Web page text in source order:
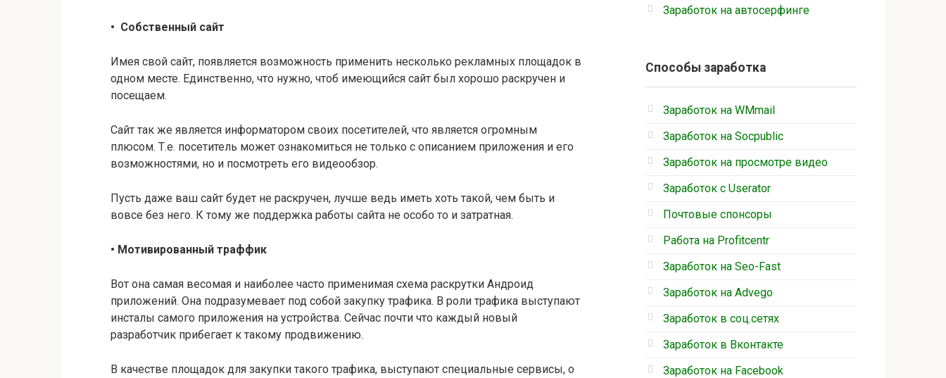
• Собственный сайт
Имея свой сайт, появляется возможность применить несколько рекламных площадок в
одном месте. Единственно, что нужно, чтоб имеющийся сайт был хорошо раскручен и
посещаем.
Сайт так же является информатором своих посетителей, что является огромным
плюсом. Т.е. посетитель может ознакомиться не только с описанием приложения и его
возможностями, но и посмотреть его видеообзор.
Пусть даже ваш сайт будет не раскручен, лучше ведь иметь хоть такой, чем быть и
вовсе без него. К тому же поддержка работы сайта не особо то и затратная.
• Мотивированный траффик
Вот она самая весомая и наиболее часто применимая схема раскрутки Андроид
приложений. Она подразумевает под собой закупку трафика. В роли трафика выступают
инсталы самого приложения на устройства. Сейчас почти что каждый новый
разработчик прибегает к такому продвижению.
В качестве площадок для закупки такого трафика, выступают специальные сервисы, о
Заработок на автосерфинге
Способы заработка
Заработок на WMmail
Заработок на Socpublic
Заработок на просмотре видео
Заработок с Userator
Почтовые спонсоры
Работа на Profitcentr
Заработок на Seo-Fast
Заработок на Advego
Заработок в соц.сетях
Заработок в Вконтакте
Заработок на Facebook